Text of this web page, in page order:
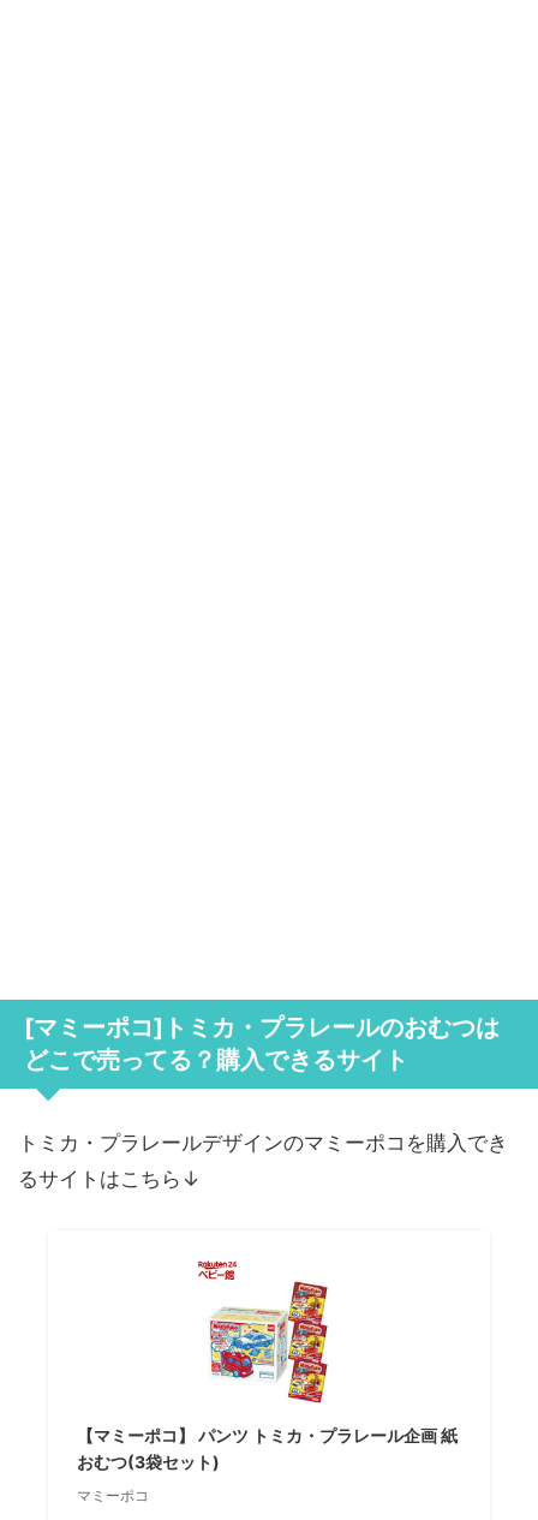
[マミーポコ]トミカ・プラレールのおむつは
どこで売ってる？購入できるサイト
トミカ・プラレールデザインのマミーポコを購入でき
るサイトはこちら↓
【マミーポコ】 パンツ トミカ・プラレール企画 紙
おむつ(3袋セット)
マミーポコ